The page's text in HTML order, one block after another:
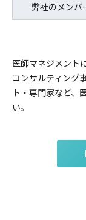
弊社のメンバ
医師マネジメント
コンサルティング
ト・専門家など、
い。